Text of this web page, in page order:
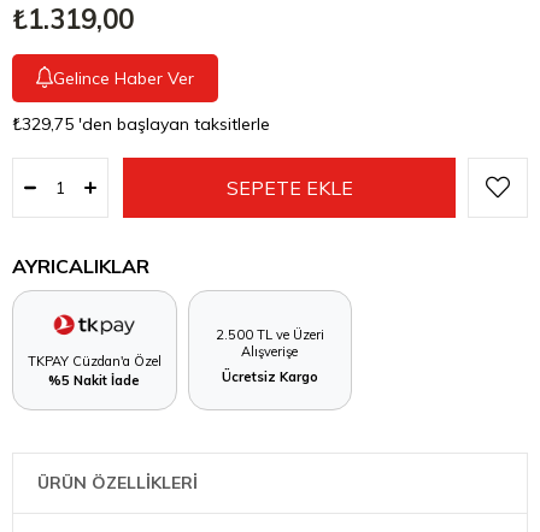
₺1.319,00
Gelince Haber Ver
₺329,75 'den başlayan taksitlerle
AYRICALIKLAR
TKPAY Cüzdan'a Özel
%5 Nakit İade
2.500 TL ve Üzeri
Alışverişe
Ücretsiz Kargo
ÜRÜN ÖZELLİKLERİ